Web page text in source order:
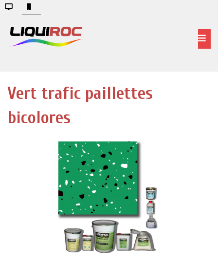
Vert trafic paillettes
bicolores